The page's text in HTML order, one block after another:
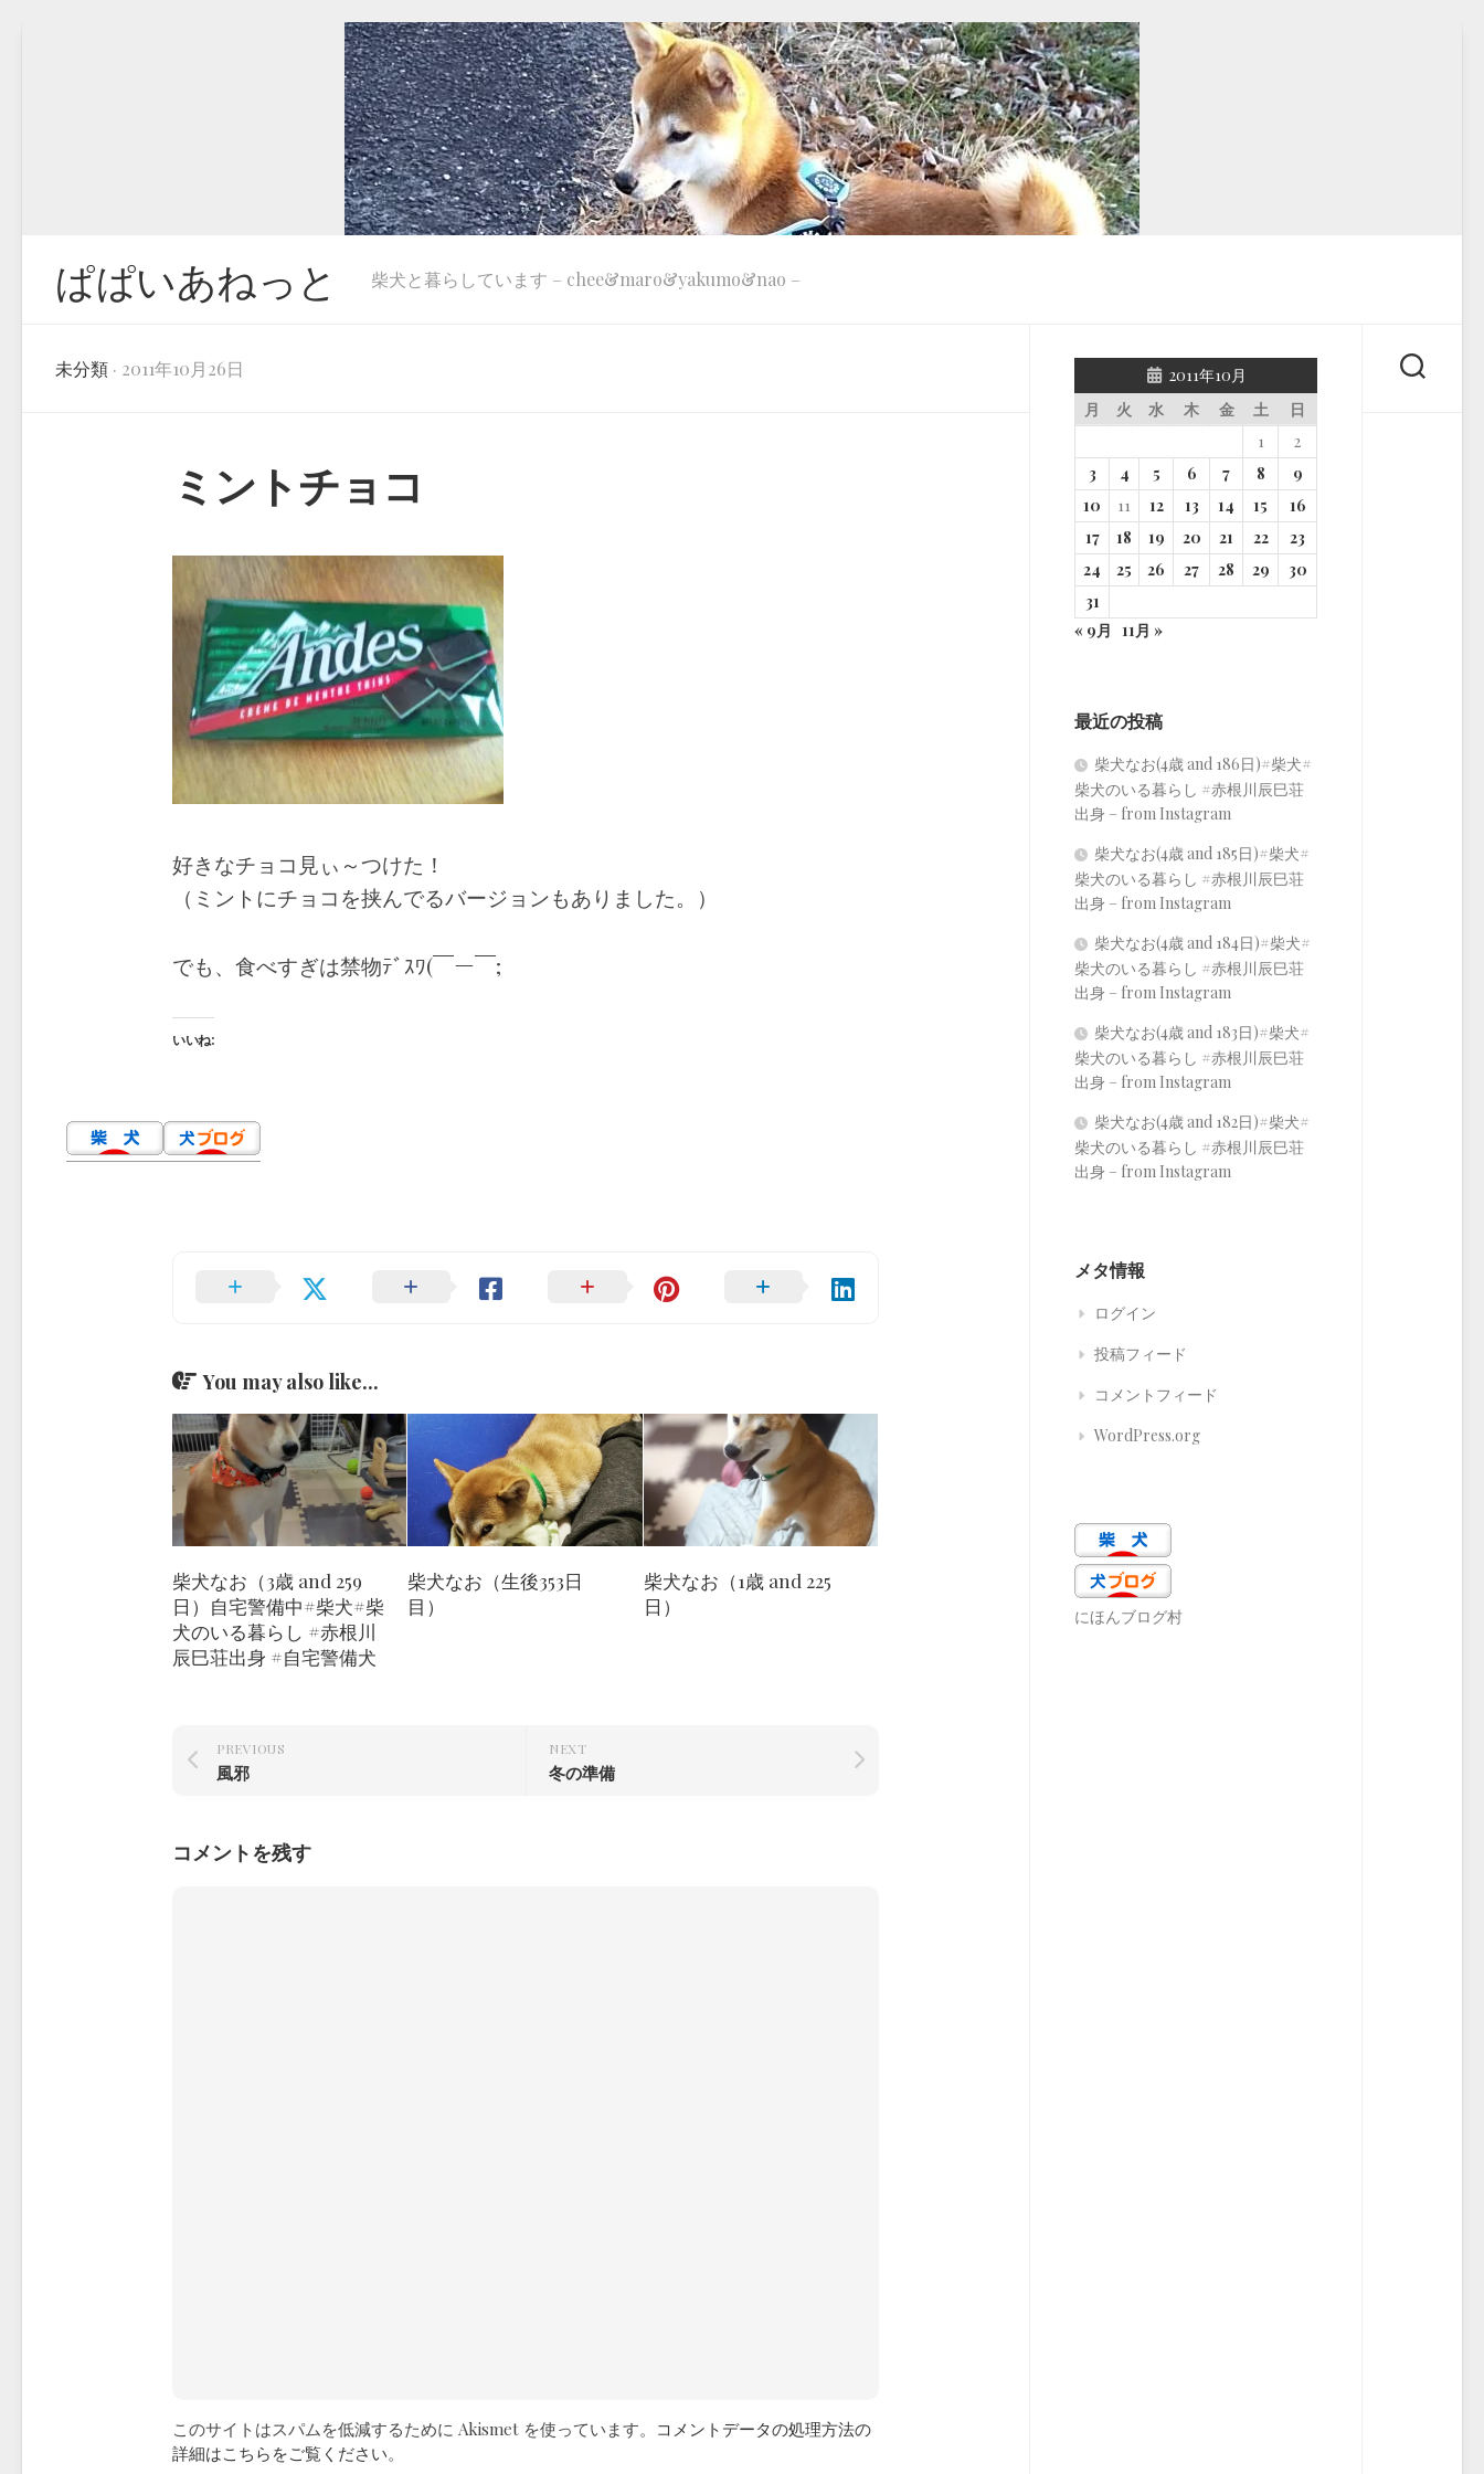
ぱぱいあねっと 柴犬と暮らしています – chee&maro&yakumo&nao –
未分類 · 2011年10月26日
ミントチョコ
好きなチョコ見ぃ～つけた！
（ミントにチョコを挟んでるバージョンもありました。）
でも、食べすぎは禁物ﾃﾞｽﾜ(￣ー￣;
いいね:
You may also like...
柴犬なお（3歳 and 259
日）自宅警備中#柴犬#柴
犬のいる暮らし #赤根川
辰巳荘出身 #自宅警備犬
柴犬なお（生後353日
目）
柴犬なお（1歳 and 225
日）
NEXT
冬の準備
PREVIOUS
風邪
コメントを残す
このサイトはスパムを低減するために Akismet を使っています。 コメントデータの処理方法の
詳細はこちらをご覧ください。
2011年10月
月
火 水 木 金 土
日
1
2
3
4 5 6 7 8
9
10
11 12 13 14 15
16
17
18 19 20 21 22
23
24
25 26 27 28 29
30
31
« 9月 11月 »
最近の投稿
柴犬なお(4歳 and 186日)#柴犬#
柴犬のいる暮らし #赤根川辰巳荘
出身 – from Instagram
柴犬なお(4歳 and 185日)#柴犬#
柴犬のいる暮らし #赤根川辰巳荘
出身 – from Instagram
柴犬なお(4歳 and 184日)#柴犬#
柴犬のいる暮らし #赤根川辰巳荘
出身 – from Instagram
柴犬なお(4歳 and 183日)#柴犬#
柴犬のいる暮らし #赤根川辰巳荘
出身 – from Instagram
柴犬なお(4歳 and 182日)#柴犬#
柴犬のいる暮らし #赤根川辰巳荘
出身 – from Instagram
メタ情報
ログイン
投稿フィード
コメントフィード
WordPress.org
にほんブログ村